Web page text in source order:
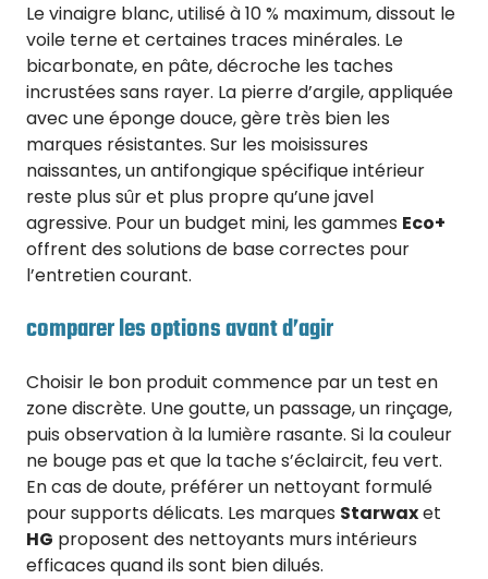
Le vinaigre blanc, utilisé à 10 % maximum, dissout le
voile terne et certaines traces minérales. Le
bicarbonate, en pâte, décroche les taches
incrustées sans rayer. La pierre d’argile, appliquée
avec une éponge douce, gère très bien les
marques résistantes. Sur les moisissures
naissantes, un antifongique spécifique intérieur
reste plus sûr et plus propre qu’une javel
agressive. Pour un budget mini, les gammes Eco+
offrent des solutions de base correctes pour
l’entretien courant.
comparer les options avant d’agir
Choisir le bon produit commence par un test en
zone discrète. Une goutte, un passage, un rinçage,
puis observation à la lumière rasante. Si la couleur
ne bouge pas et que la tache s’éclaircit, feu vert.
En cas de doute, préférer un nettoyant formulé
pour supports délicats. Les marques Starwaxet
HG proposent des nettoyants murs intérieurs
efficaces quand ils sont bien dilués.